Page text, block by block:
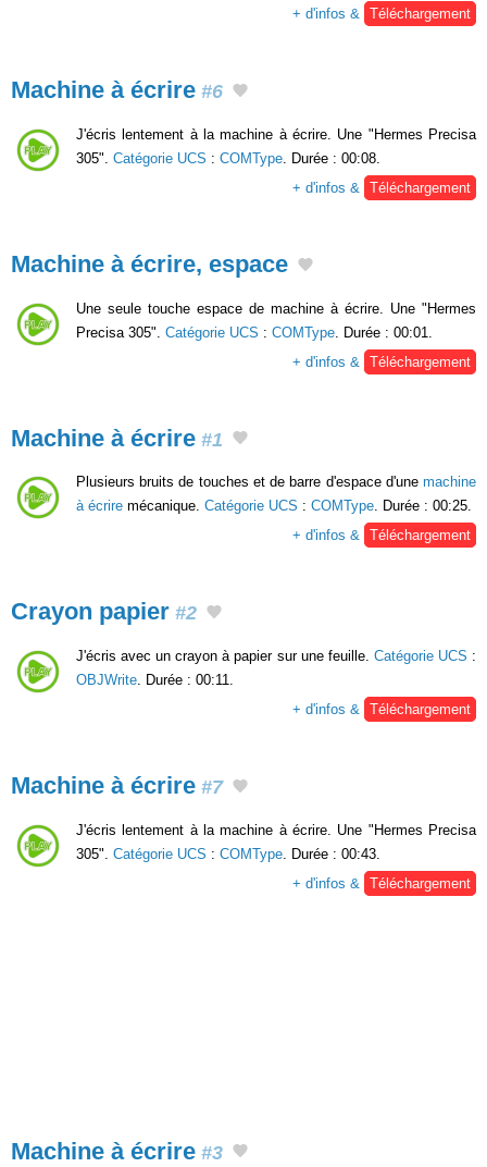
+ d'infos & Téléchargement
Machine à écrire #6
J'écris lentement à la machine à écrire. Une "Hermes Precisa
305". Catégorie UCS : COMType . Durée : 00:08.
+ d'infos &
Téléchargement
Machine à écrire, espace
Une seule touche espace de machine à écrire. Une "Hermes
Precisa 305". Catégorie UCS : COMType . Durée : 00:01.
+ d'infos &
Téléchargement
Machine à écrire #1
Plusieurs bruits de touches et de barre d'espace d'une machine
à écrire mécanique. Catégorie UCS : COMType. Durée : 00:25.
+ d'infos & Téléchargement
Crayon papier #2
J'écris avec un crayon à papier sur une feuille. Catégorie UCS :
OBJWrite . Durée : 00:11.
+ d'infos &
Téléchargement
Machine à écrire #7
J'écris lentement à la machine à écrire. Une "Hermes Precisa
305". Catégorie UCS : COMType . Durée : 00:43.
+ d'infos &
Téléchargement
Machine à écrire #3